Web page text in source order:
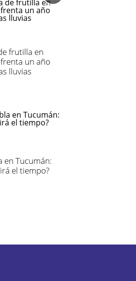
frutilla en
un año
lluvias
en Tucumán:
el tiempo?